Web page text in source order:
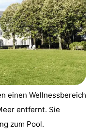
einen Wellnessbereich
entfernt. Sie
zum Pool.